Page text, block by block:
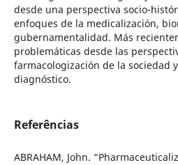
desde una perspectiva socio-
enfoques de la medicalización,
gubernamentalidad. Más
problemáticas desde las
farmacologización de la sociedad
diagnóstico.
Referências
ABRAHAM, John.